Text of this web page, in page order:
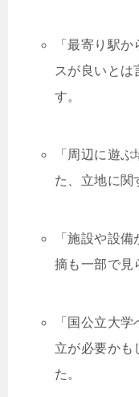
「最寄り駅
スが良いとは
す。
「周辺に遊
た、立地に関
「施設や設
摘も一部で見
「国公立大
立が必要かも
た。